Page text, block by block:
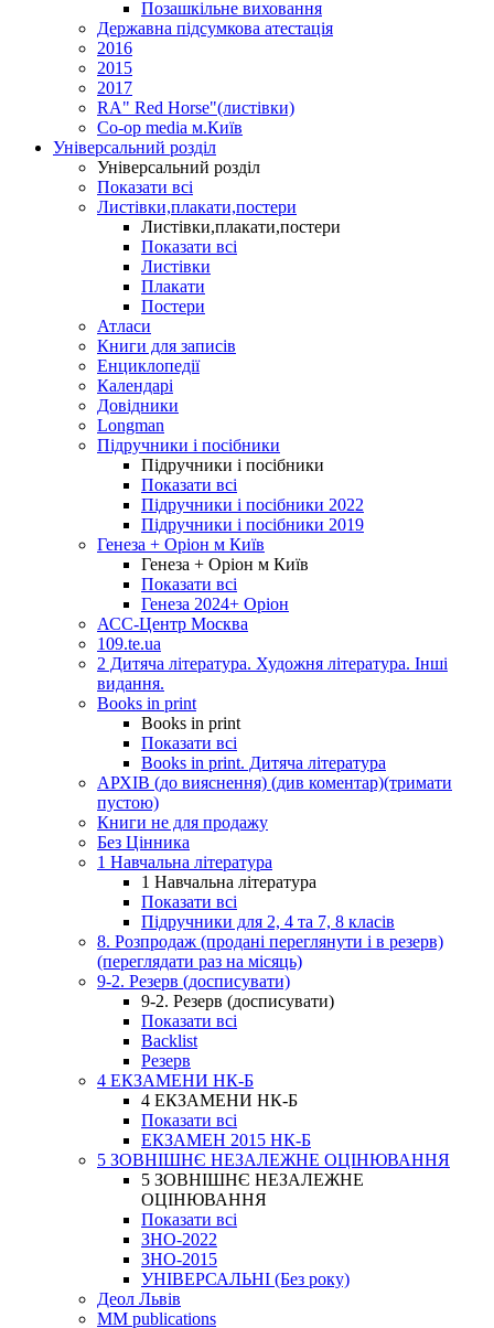
Позашкільне виховання
Державна підсумкова атестація
2016
2015
2017
RA" Red Horse"(листівки)
Co-op media м.Київ
Універсальний розділ
Універсальний розділ
Показати всі
Листівки,плакати,постери
Листівки,плакати,постери
Показати всі
Листівки
Плакати
Постери
Атласи
Книги для записів
Енциклопедії
Календарі
Довідники
Longman
Підручники і посібники
Підручники і посібники
Показати всі
Підручники і посібники 2022
Підручники і посібники 2019
Генеза + Оріон м Київ
Генеза + Оріон м Київ
Показати всі
Генеза 2024+ Оріон
АСС-Центр Москва
109.te.ua
2 Дитяча література. Художня література. Інші
видання.
Books in print
Books in print
Показати всі
Books in print. Дитяча література
АРХІВ (до вияснення) (див коментар)(тримати
пустою)
Книги не для продажу
Без Цінника
1 Навчальна література
1 Навчальна література
Показати всі
Підручники для 2, 4 та 7, 8 класів
8. Розпродаж (продані переглянути і в резерв)
(переглядати раз на місяць)
9-2. Резерв (досписувати)
9-2. Резерв (досписувати)
Показати всі
Backlist
Резерв
4 ЕКЗАМЕНИ НК-Б
4 ЕКЗАМЕНИ НК-Б
Показати всі
ЕКЗАМЕН 2015 НК-Б
5 ЗОВНІШНЄ НЕЗАЛЕЖНЕ ОЦІНЮВАННЯ
5 ЗОВНІШНЄ НЕЗАЛЕЖНЕ
ОЦІНЮВАННЯ
Показати всі
ЗНО-2022
ЗНО-2015
УНІВЕРСАЛЬНІ (Без року)
Деол Львів
MM publications